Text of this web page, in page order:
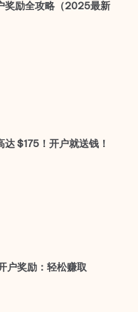
奖励全攻略（2025最新
$175！开户就送钱！
户奖励：轻松赚取